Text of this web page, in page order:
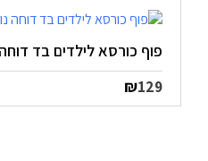
₪594.
₪390.
פוף כורסא לילדים בד
₪129